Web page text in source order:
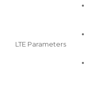
LTE Parameters